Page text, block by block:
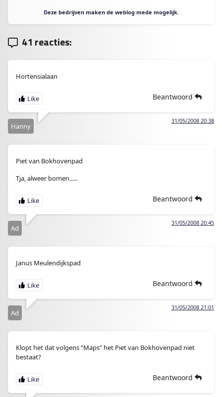
Deze bedrijven maken de weblog mede mogelijk.
41 reacties:
Hortensialaan
Beantwoord
31/05/2008 20:38
Hanny
Piet van Bokhovenpad
Tja, alweer bomen…..
Beantwoord
31/05/2008 20:45
Ad
Janus Meulendijkspad
Beantwoord
31/05/2008 21:01
Ad
Klopt het dat volgens “Maps” het Piet van Bokhovenpad niet
bestaat?
Beantwoord